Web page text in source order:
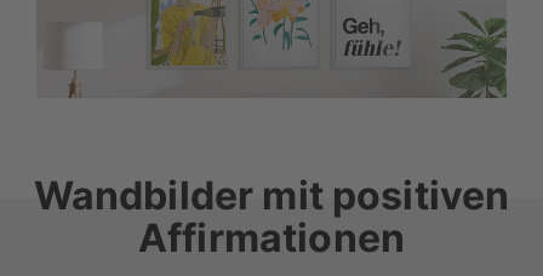
Wandbilder mit positiven
Affirmationen